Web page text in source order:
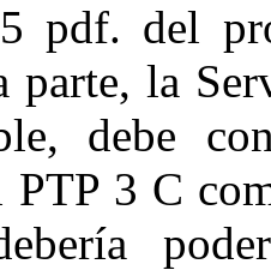
pdf. del
parte, la
debe
3 C